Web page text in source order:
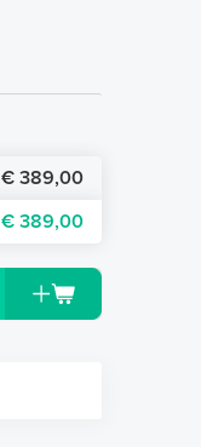
€ 389,00
€ 389,00